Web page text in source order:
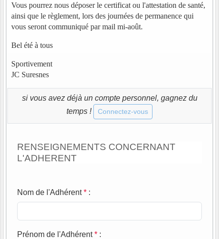
Vous pourrez nous déposer le certificat ou l'attestation de santé,
ainsi que le règlement, lors des journées de permanence qui
vous seront communiqué par mail mi-août.
Bel été à tous
Sportivement
JC Suresnes
si vous avez déjà un compte personnel, gagnez du
temps !
Connectez-vous
RENSEIGNEMENTS CONCERNANT
L'ADHERENT
Nom de l'Adhérent* :
Prénom de l'Adhérent* :